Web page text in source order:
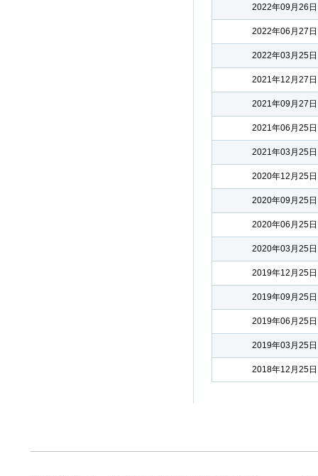
2022年09月26日
2022年06月27日
2022年03月25日
2021年12月27日
2021年09月27日
2021年06月25日
2021年03月25日
2020年12月25日
2020年09月25日
2020年06月25日
2020年03月25日
2019年12月25日
2019年09月25日
2019年06月25日
2019年03月25日
2018年12月25日